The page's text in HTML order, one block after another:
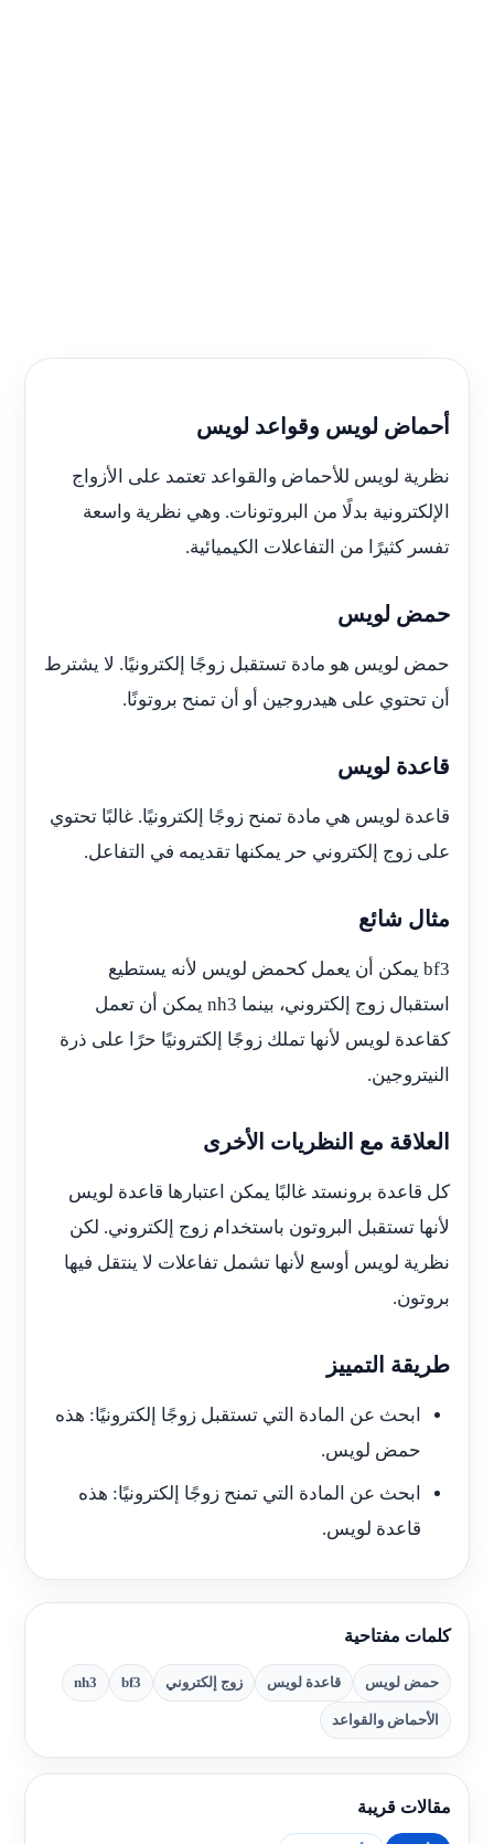
أحماض لويس وقواعد لويس
نظرية لويس للأحماض والقواعد تعتمد على الأزواج
الإلكترونية بدلًا من البروتونات. وهي نظرية واسعة
تفسر كثيرًا من التفاعلات الكيميائية.
حمض لويس
حمض لويس هو مادة تستقبل زوجًا إلكترونيًا. لا يشترط
أن تحتوي على هيدروجين أو أن تمنح بروتونًا.
قاعدة لويس
قاعدة لويس هي مادة تمنح زوجًا إلكترونيًا. غالبًا تحتوي
على زوج إلكتروني حر يمكنها تقديمه في التفاعل.
مثال شائع
bf3 يمكن أن يعمل كحمض لويس لأنه يستطيع
استقبال زوج إلكتروني، بينما nh3 يمكن أن تعمل
كقاعدة لويس لأنها تملك زوجًا إلكترونيًا حرًا على ذرة
النيتروجين.
العلاقة مع النظريات الأخرى
كل قاعدة برونستد غالبًا يمكن اعتبارها قاعدة لويس
لأنها تستقبل البروتون باستخدام زوج إلكتروني. لكن
نظرية لويس أوسع لأنها تشمل تفاعلات لا ينتقل فيها
بروتون.
طريقة التمييز
ابحث عن المادة التي تستقبل زوجًا إلكترونيًا: هذه
حمض لويس.
ابحث عن المادة التي تمنح زوجًا إلكترونيًا: هذه
قاعدة لويس.
كلمات مفتاحية
حمض لويس قاعدة لويس زوج إلكتروني bf3
nh3
الأحماض والقواعد
مقالات قريبة